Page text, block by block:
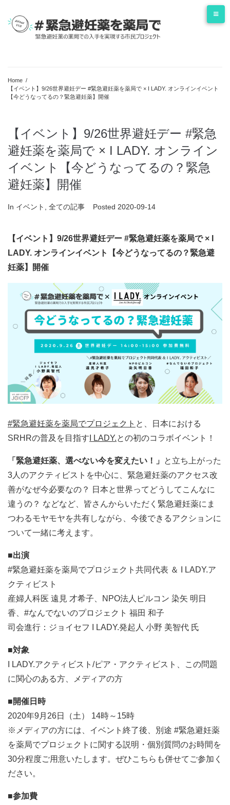
content
Home /
【イベント】9/26世界避妊デー #緊急避妊薬を薬局で × I LADY. オンラインイベント
【今どうなってるの？緊急避妊薬】開催
【イベント】9/26世界避妊デー #緊急
避妊薬を薬局で × I LADY. オンライン
イベント【今どうなってるの？緊急
避妊薬】開催
In イベント 全ての記事 Posted 2020-09-14
【イベント】9/26世界避妊デー #緊急避妊薬を薬局で × I
LADY. オンラインイベント【今どうなってるの？緊急避
妊薬】開催
#緊急避妊薬を薬局でプロジェクト と、日本における
SRHRの普及を目指す I LADY.との初のコラボイベント！
「緊急避妊薬、選べない今を変えたい！」
と立ち上がった
3人のアクティビストを中心に、緊急避妊薬のアクセス改
善がなぜ今必要なの？ 日本と世界ってどうしてこんなに
違うの？ などなど、皆さんからいただく緊急避妊薬にま
つわるモヤモヤを共有しながら、今後できるアクションに
ついて一緒に考えます。
■出演
#緊急避妊薬を薬局でプロジェクト共同代表 ＆ I LADY.ア
クティビスト
産婦人科医 遠見 才希子、NPO法人ピルコン 染矢 明日
香、#なんでないのプロジェクト 福田 和子
司会進行：ジョイセフ I LADY.発起人 小野 美智代 氏
■対象
I LADY.アクティビスト/ピア・アクティビスト、この問題
に関心のある方、メディアの方
■開催日時
2020年9月26日（土） 14時～15時
※メディアの方には、イベント終了後、別途 #緊急避妊薬
を薬局でプロジェクトに関する説明・個別質問のお時間を
30分程度ご用意いたします。ぜひこちらも併せてご参加く
ださい。
■参加費